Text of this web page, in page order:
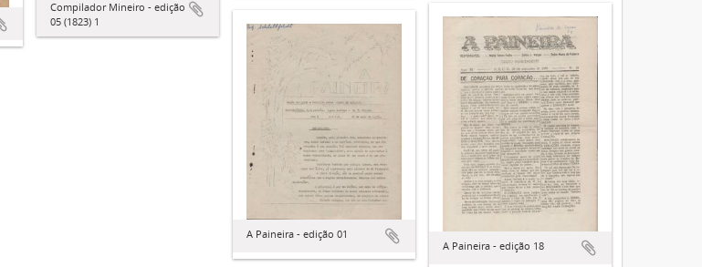
Compilador Mineiro - edição
05 (1823) 1
A Paineira - edição 18
A Paineira - edição 01